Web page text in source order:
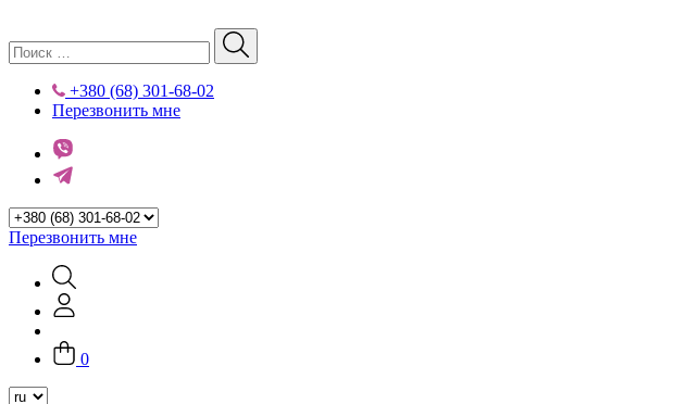
+380 (68) 301-68-02
Перезвонить мне
Перезвонить мне
0